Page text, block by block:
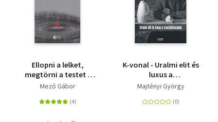
Ellopni a lelket,
megtörni a testet -
Őrületre ítélve a
Barakkban
Mező Gábor
K-vonal - Uralmi elit és
luxus a
szocializmusban
Majtényi György